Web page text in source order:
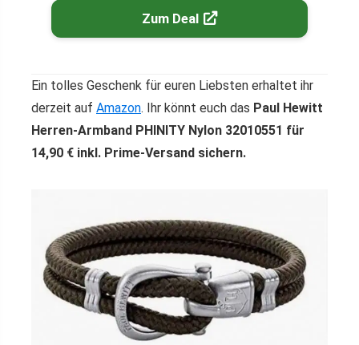
Zum Deal
Ein tolles Geschenk für euren Liebsten erhaltet ihr
derzeit auf Amazon. Ihr könnt euch das Paul Hewitt
Herren-Armband PHINITY Nylon 32010551 für
14,90 € inkl. Prime-Versand sichern.